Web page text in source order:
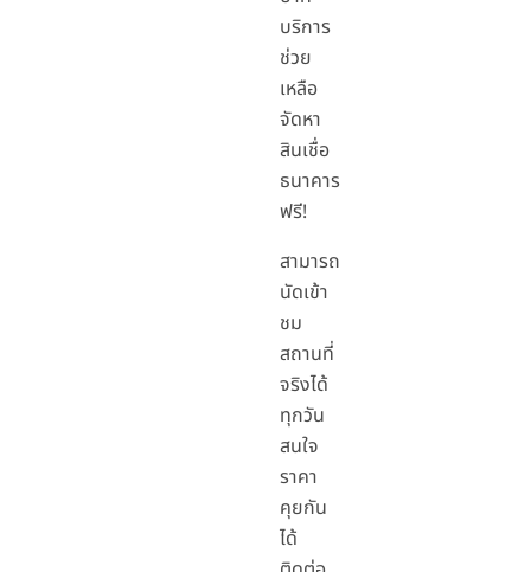
บริการ
ช่วย
เหลือ
จัดหา
สินเชื่อ
ธนาคาร
ฟรี!
สามารถ
นัดเข้า
ชม
สถานที่
จริงได้
ทุกวัน
สนใจ
ราคา
คุยกัน
ได้